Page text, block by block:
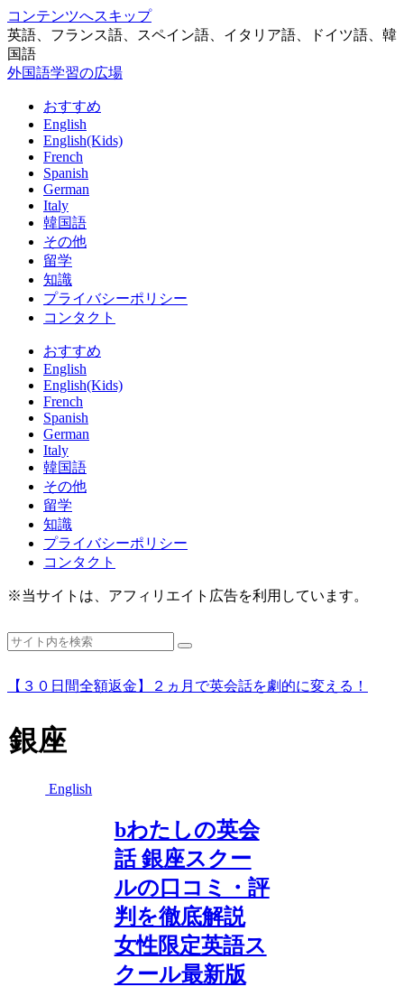
コンテンツへスキップ
英語、フランス語、スペイン語、イタリア語、ドイツ語、韓
国語
外国語学習の広場
おすすめ
English
English(Kids)
French
Spanish
German
Italy
韓国語
その他
留学
知識
プライバシーポリシー
コンタクト
おすすめ
English
English(Kids)
French
Spanish
German
Italy
韓国語
その他
留学
知識
プライバシーポリシー
コンタクト
※当サイトは、アフィリエイト広告を利用しています。
【３０日間全額返金】２ヵ月で英会話を劇的に変える！
銀座
English
bわたしの英会
話 銀座スクー
ルの口コミ・評
判を徹底解説
女性限定英語ス
クール最新版